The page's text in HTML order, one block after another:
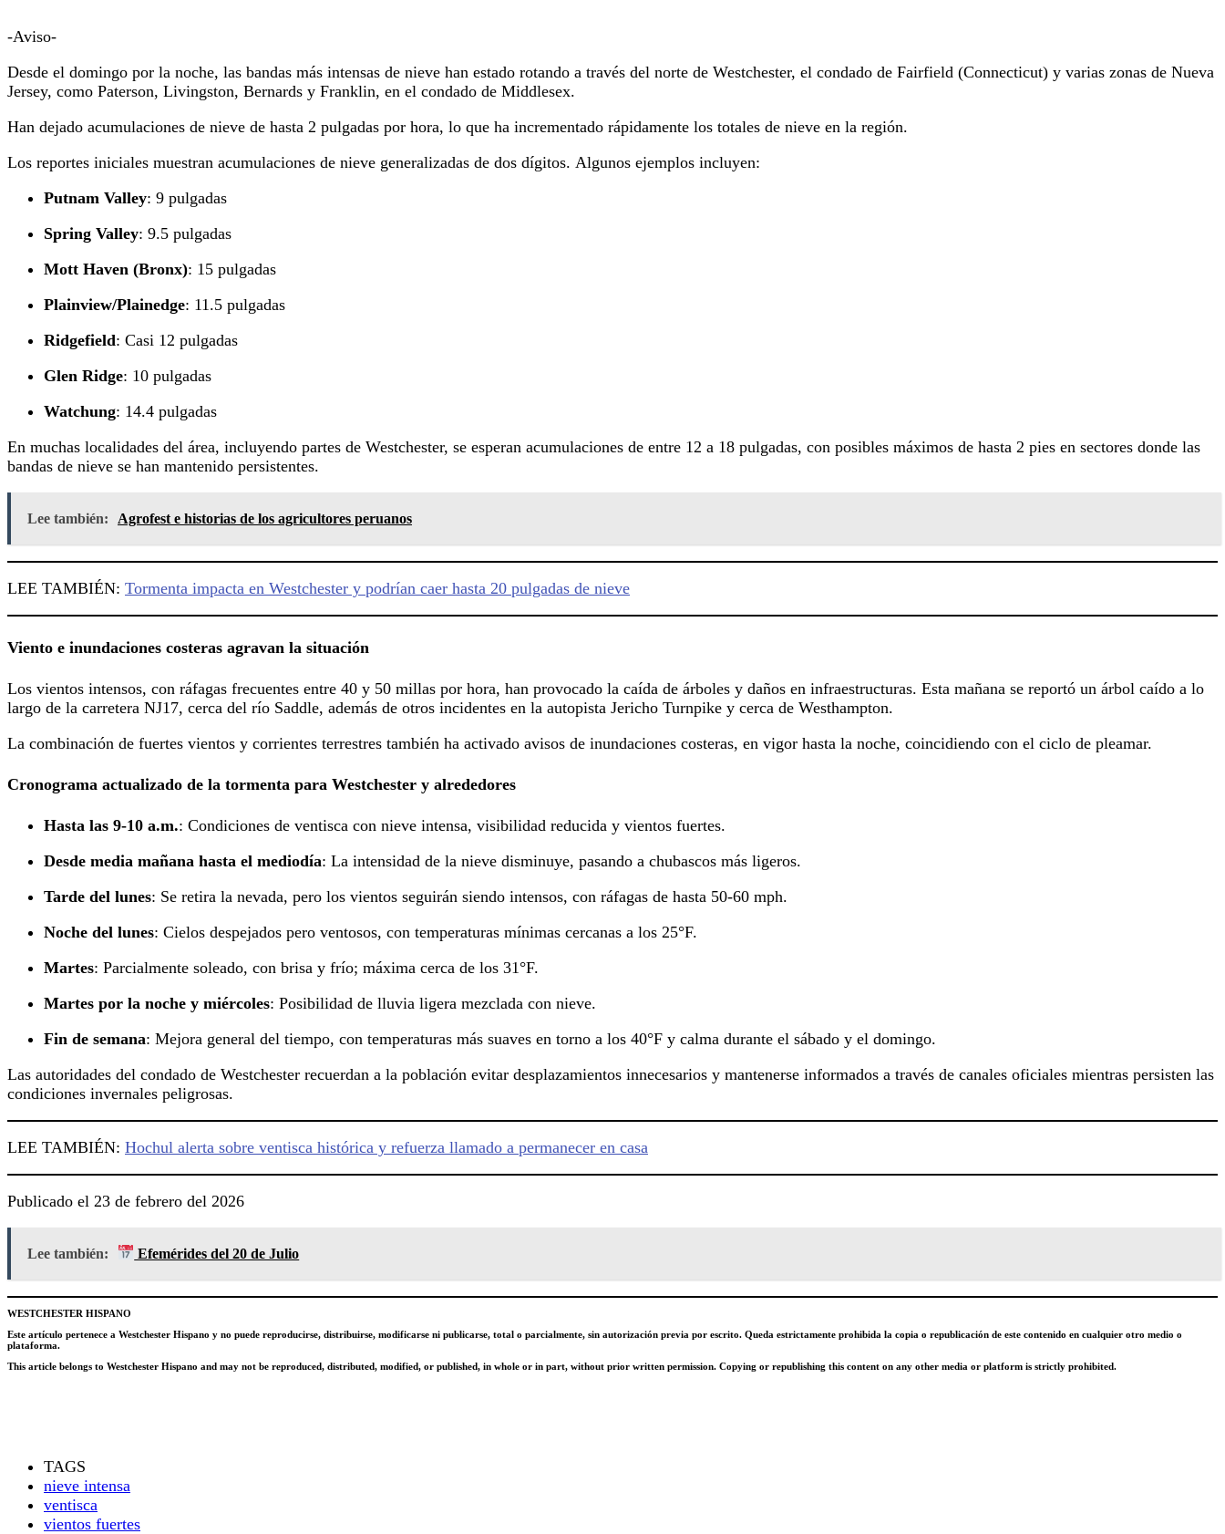
-Aviso-
Desde el domingo por la noche, las bandas más intensas de nieve han estado rotando a través del norte de Westchester, el condado de Fairfield (Connecticut) y varias zonas de Nueva
Jersey, como Paterson, Livingston, Bernards y Franklin, en el condado de Middlesex.
Han dejado acumulaciones de nieve de hasta 2 pulgadas por hora, lo que ha incrementado rápidamente los totales de nieve en la región.
Los reportes iniciales muestran acumulaciones de nieve generalizadas de dos dígitos. Algunos ejemplos incluyen:
Putnam Valley: 9 pulgadas
Spring Valley: 9.5 pulgadas
Mott Haven (Bronx): 15 pulgadas
Plainview/Plainedge: 11.5 pulgadas
Ridgefield: Casi 12 pulgadas
Glen Ridge: 10 pulgadas
Watchung: 14.4 pulgadas
En muchas localidades del área, incluyendo partes de Westchester, se esperan acumulaciones de entre 12 a 18 pulgadas, con posibles máximos de hasta 2 pies en sectores donde las
bandas de nieve se han mantenido persistentes.
Lee también: Agrofest e historias de los agricultores peruanos
LEE TAMBIÉN: Tormenta impacta en Westchester y podrían caer hasta 20 pulgadas de nieve
Viento e inundaciones costeras agravan la situación
Los vientos intensos, con ráfagas frecuentes entre 40 y 50 millas por hora, han provocado la caída de árboles y daños en infraestructuras. Esta mañana se reportó un árbol caído a lo
largo de la carretera NJ17, cerca del río Saddle, además de otros incidentes en la autopista Jericho Turnpike y cerca de Westhampton.
La combinación de fuertes vientos y corrientes terrestres también ha activado avisos de inundaciones costeras, en vigor hasta la noche, coincidiendo con el ciclo de pleamar.
Cronograma actualizado de la tormenta para Westchester y alrededores
Hasta las 9-10 a.m.: Condiciones de ventisca con nieve intensa, visibilidad reducida y vientos fuertes.
Desde media mañana hasta el mediodía: La intensidad de la nieve disminuye, pasando a chubascos más ligeros.
Tarde del lunes: Se retira la nevada, pero los vientos seguirán siendo intensos, con ráfagas de hasta 50-60 mph.
Noche del lunes: Cielos despejados pero ventosos, con temperaturas mínimas cercanas a los 25°F.
Martes: Parcialmente soleado, con brisa y frío; máxima cerca de los 31°F.
Martes por la noche y miércoles: Posibilidad de lluvia ligera mezclada con nieve.
Fin de semana: Mejora general del tiempo, con temperaturas más suaves en torno a los 40°F y calma durante el sábado y el domingo.
Las autoridades del condado de Westchester recuerdan a la población evitar desplazamientos innecesarios y mantenerse informados a través de canales oficiales mientras persisten las
condiciones invernales peligrosas.
LEE TAMBIÉN: Hochul alerta sobre ventisca histórica y refuerza llamado a permanecer en casa
Publicado el 23 de febrero del 2026
Lee también: Efemérides del 20 de Julio
WESTCHESTER HISPANO
Este artículo pertenece a Westchester Hispano y no puede reproducirse, distribuirse, modificarse ni publicarse, total o parcialmente, sin autorización previa por escrito. Queda estrictamente prohibida la copia o republicación de este contenido en cualquier otro medio o
plataforma.
This article belongs to Westchester Hispano and may not be reproduced, distributed, modified, or published, in whole or in part, without prior written permission. Copying or republishing this content on any other media or platform is strictly prohibited.
TAGS
nieve intensa
ventisca
vientos fuertes